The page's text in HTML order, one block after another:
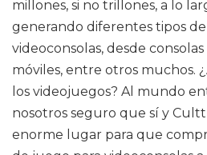
millones, si no trillones, a lo
generando diferentes tipos
videoconsolas, desde
móviles, entre otros muchos.
los videojuegos? Al mundo
nosotros seguro que sí y
enorme lugar para que